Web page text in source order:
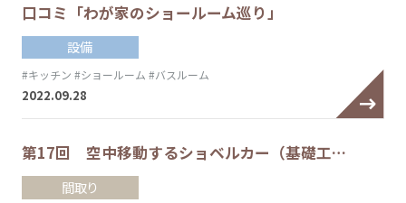
口コミ「わが家のショールーム巡り」
設備
#キッチン #ショールーム #バスルーム
2022.09.28
第17回 空中移動するショベルカー（基礎工…
間取り